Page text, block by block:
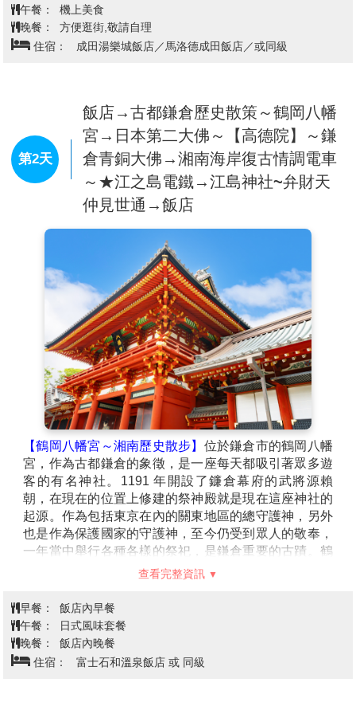
午餐：
機上美食
晚餐：
方便逛街,敬請自理
住宿：
成田湯樂城飯店／馬洛德成田飯店／或同級
第2天
飯店→古都鎌倉歷史散策～鶴岡八幡
宮→日本第二大佛～【高德院】～鎌
倉青銅大佛→湘南海岸復古情調電車
～★江之島電鐵→江島神社~弁財天
仲見世通→飯店
【鶴岡八幡宮～湘南歷史散步】 位於鎌倉市的鶴岡八幡
宮，作為古都鎌倉的象徵，是一座每天都吸引著眾多遊
客的有名神社。1191 年開設了鐮倉幕府的武將源賴
朝，在現在的位置上修建的祭神殿就是現在這座神社的
起源。作為包括東京在內的關東地區的總守護神，另外
也是作為保護國家的守護神，至今仍受到眾人的敬奉，
一年當中舉行各種各樣的祭祀，是鎌倉重要的古蹟。鶴
岡八幡宮歷史史古道位於鐮倉樹蔭的夾道中，敷地內的
宮旁黃色銀杏樹林彷彿置身歐洲。
【鎌倉大佛】坐落高德院內，聳立在遊客面前。高12公
尺，光是臉部就有2.3公尺，重達121公噸。從1238年開
工，花費了6年的時間木雕大佛修建完工，到 1252 年開
查看完整資訊
早餐：
飯店內早餐
午餐：
日式風味套餐
晚餐：
飯店內晚餐
住宿：
富士石和溫泉飯店 或 同級